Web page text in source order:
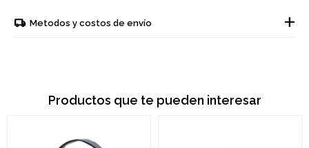
Metodos y costos de envío
Productos que te pueden interesar